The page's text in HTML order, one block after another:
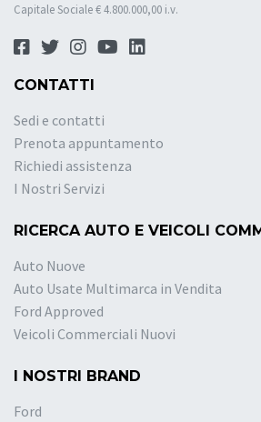
Capitale Sociale € 4.800.000,00 i.v.
CONTATTI
Sedi e contatti
Prenota appuntamento
Richiedi assistenza
I Nostri Servizi
RICERCA AUTO E VEICOLI
Auto Nuove
Auto Usate Multimarca in Vendita
Ford Approved
Veicoli Commerciali Nuovi
I NOSTRI BRAND
Ford